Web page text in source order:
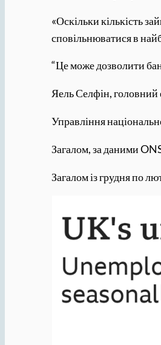
«Оскільки кількість
сповільнюватися в
“Це може дозволити
Яель Селфін, головний
Управління
Загалом, за даними
Загалом із грудня по